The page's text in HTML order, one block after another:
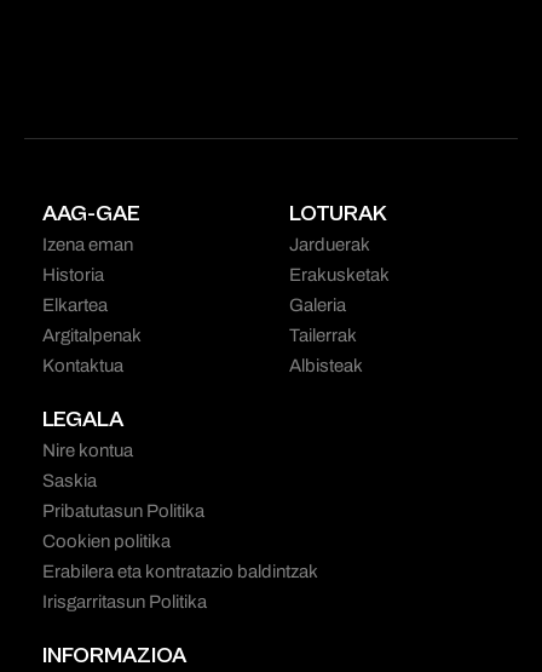
AAG-GAE
Izena eman
Historia
Elkartea
Argitalpenak
Kontaktua
LOTURAK
Jarduerak
Erakusketak
Galeria
Tailerrak
Albisteak
LEGALA
Nire kontua
Saskia
Pribatutasun Politika
Cookien politika
Erabilera eta kontratazio baldintzak
Irisgarritasun Politika
INFORMAZIOA